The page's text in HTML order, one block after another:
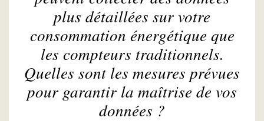
plus détaillées sur votre
consommation énergétique que
les compteurs traditionnels.
Quelles sont les mesures prévues
pour garantir la maîtrise de vos
données ?